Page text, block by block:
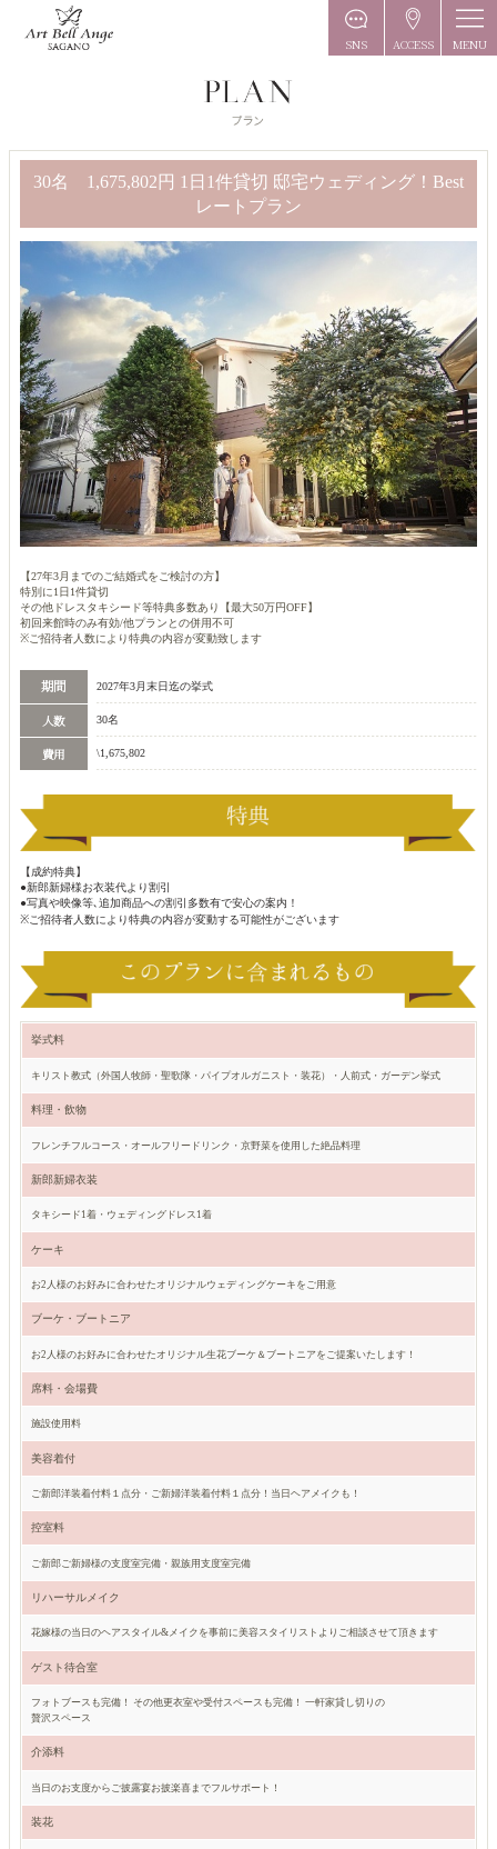
SNS ACCESS MENU
30名 1,675,802円 1日1件貸切 邸宅ウェディング！Best
レートプラン
【27年3月までのご結婚式をご検討の方】
特別に1日1件貸切
その他ドレスタキシード等特典多数あり【最大50万円OFF】
初回来館時のみ有効/他プランとの併用不可
※ご招待者人数により特典の内容が変動致します
2027年3月末日迄の挙式
30名
\1,675,802
【成約特典】
●新郎新婦様お衣装代より割引
●写真や映像等､追加商品への割引多数有で安心の案内！
※ご招待者人数により特典の内容が変動する可能性がございます
挙式料
キリスト教式（外国人牧師・聖歌隊・パイプオルガニスト・装花）・人前式・ガーデン挙式
料理・飲物
フレンチフルコース・オールフリードリンク・京野菜を使用した絶品料理
新郎新婦衣装
タキシード1着・ウェディングドレス1着
ケーキ
お2人様のお好みに合わせたオリジナルウェディングケーキをご用意
ブーケ・ブートニア
お2人様のお好みに合わせたオリジナル生花ブーケ＆ブートニアをご提案いたします！
席料・会場費
施設使用料
美容着付
ご新郎洋装着付料１点分・ご新婦洋装着付料１点分！当日ヘアメイクも！
控室料
ご新郎ご新婦様の支度室完備・親族用支度室完備
リハーサルメイク
花嫁様の当日のヘアスタイル&メイクを事前に美容スタイリストよりご相談させて頂きます
ゲスト待合室
フォトブースも完備！ その他更衣室や受付スペースも完備！ 一軒家貸し切りの
贅沢スペース
介添料
当日のお支度からご披露宴お披楽喜までフルサポート！
装花